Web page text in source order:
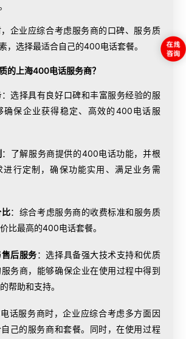
企业应综合考虑服务商的口碑、服务质
，选择最适合自己的400电话套餐。
的上海400电话服务商？
：选择具有良好口碑和丰富服务经验的服
确保企业获得稳定、高效的400电话服
：了解服务商提供的400电话功能，并根
进行定制，确保功能实用、满足业务需
：综合考虑服务商的收费标准和服务质
比最高的400电话套餐。
后服务：选择具备强大技术支持和优质
务商，能够确保企业在使用过程中得到
帮助和支持。
话服务商时，企业应综合考虑多方面因
己的服务商和套餐。同时，在使用过程